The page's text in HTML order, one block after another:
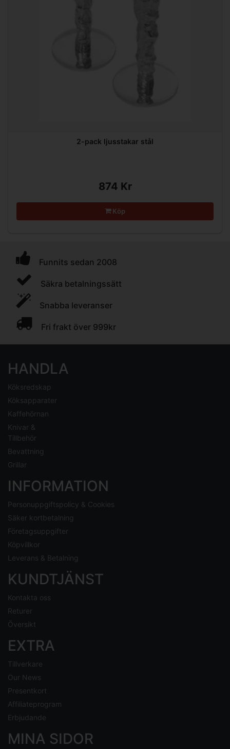
2-pack ljusstakar stål
874 Kr
Köp
Funnits sedan 2008
Säkra betalningssätt
Snabba leveranser
Fri frakt över 999kr
HANDLA
Köksredskap
Köksapparater
Kaffehörnan
Knivar &
Tillbehör
Bevattning
Grillar
INFORMATION
Personuppgiftspolicy & Cookies
Säker kortbetalning
Företagsuppgifter
Köpvillkor
Leverans & Betalning
KUNDTJÄNST
Kontakta oss
Returer
Översikt
EXTRA
Tillverkare
Our News
Presentkort
Affiliateprogram
Erbjudande
MINA SIDOR